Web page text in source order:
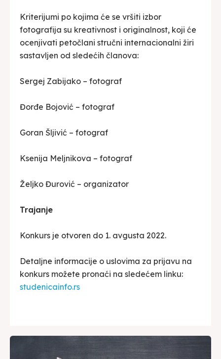
Kriterijumi po kojima će se vršiti izbor
fotografija su kreativnost i originalnost, koji će
ocenjivati petočlani stručni internacionalni žiri
sastavljen od sledećih članova:
Sergej Zabijako – fotograf
Đorđe Bojović – fotograf
Goran Šljivić – fotograf
Ksenija Meljnikova – fotograf
Željko Đurović – organizator
Trajanje
Konkurs je otvoren do 1. avgusta 2022.
Detaljne informacije o uslovima za prijavu na
konkurs možete pronaći na sledećem linku:
studenicainfo.rs